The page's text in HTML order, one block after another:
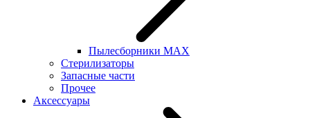
Пылесборники MAX
Стерилизаторы
Запасные части
Прочее
Аксессуары